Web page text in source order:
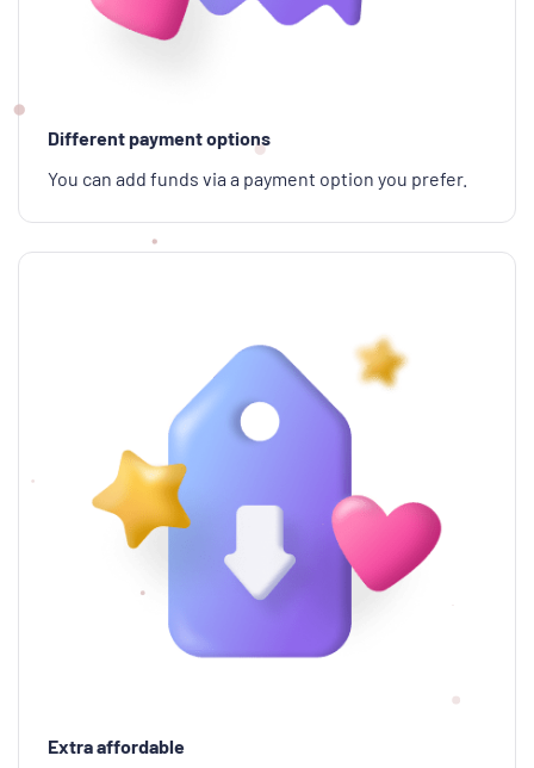
Different payment options
You can add funds via a payment option you prefer.
Extra affordable